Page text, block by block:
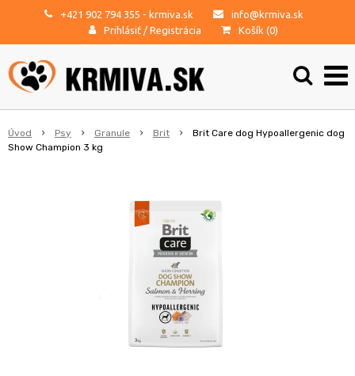
+421 902 794 355 - krmiva.sk
info@krmiva.sk
Prihlásiť / Registrácia Košík (0)
Úvod Psy Granule Brit
Brit Care dog Hypoallergenic dog
Show Champion 3 kg